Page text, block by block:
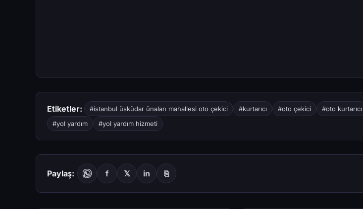
Etiketler: #istanbul üsküdar ünalan mahallesi oto çekici #kurtarıcı #oto çekici #oto kurtarıcı
#yol yardım
#yol yardım hizmeti
Paylaş: f 𝕏 in ⎘